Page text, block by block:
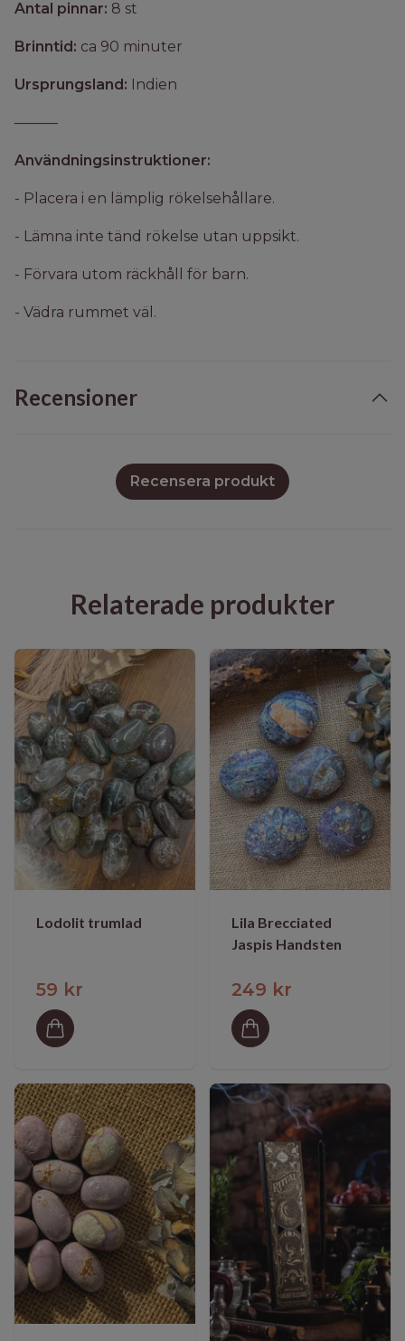
Antal pinnar: 8 st
Brinntid: ca 90 minuter
Ursprungsland: Indien
———
Användningsinstruktioner:
- Placera i en lämplig rökelsehållare.
- Lämna inte tänd rökelse utan uppsikt.
- Förvara utom räckhåll för barn.
- Vädra rummet väl.
Recensioner
Recensera produkt
Relaterade produkter
Lodolit trumlad
59 kr
Lila Brecciated
Jaspis Handsten
249 kr